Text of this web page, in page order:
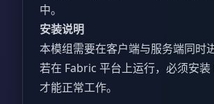
中。
安装说明
本模组需要在客户端与服务端同时
若在 Fabric 平台上运行，必须安
才能正常工作。